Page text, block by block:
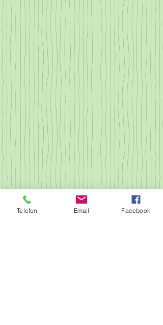
Telefon Email Facebook